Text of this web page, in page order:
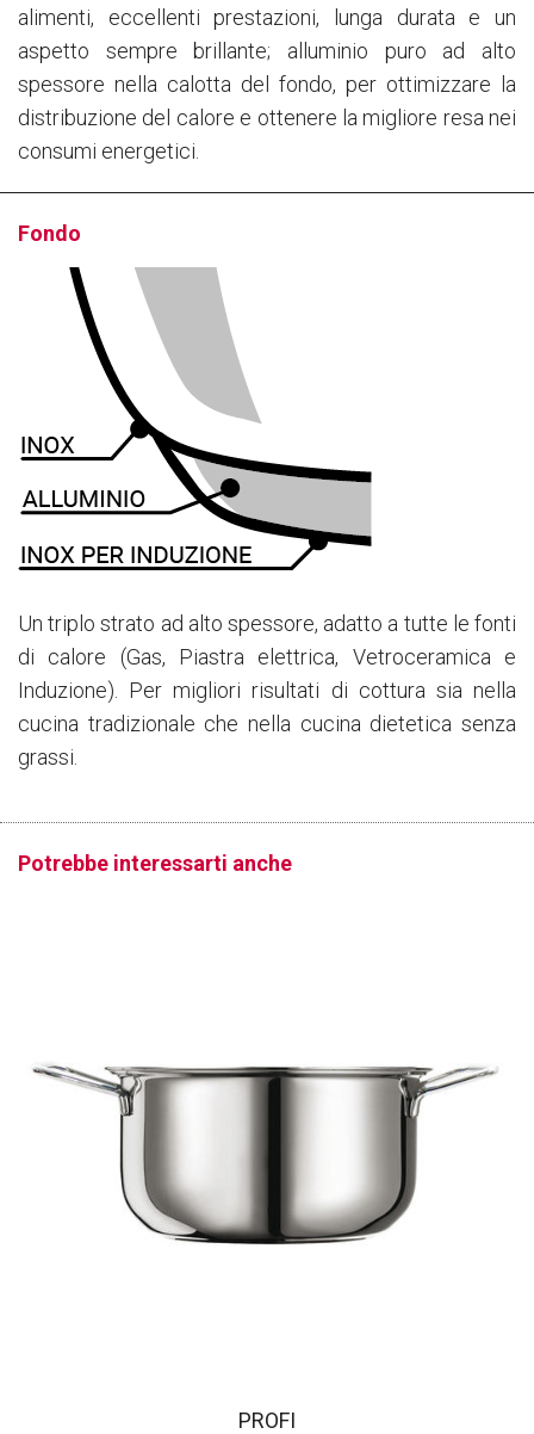
alimenti, eccellenti prestazioni, lunga durata e un
aspetto sempre brillante; alluminio puro ad alto
spessore nella calotta del fondo, per ottimizzare la
distribuzione del calore e ottenere la migliore resa nei
consumi energetici.
Fondo
Un triplo strato ad alto spessore, adatto a tutte le fonti
di calore (Gas, Piastra elettrica, Vetroceramica e
Induzione). Per migliori risultati di cottura sia nella
cucina tradizionale che nella cucina dietetica senza
grassi.
Potrebbe interessarti anche
PROFI